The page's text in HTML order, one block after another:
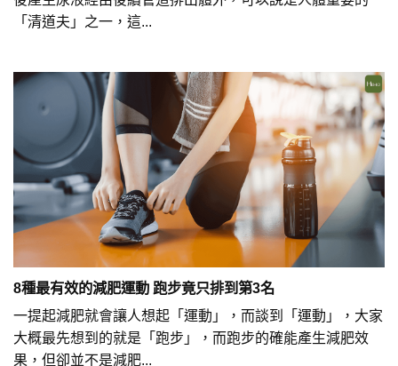
「清道夫」之一，這...
8種最有效的減肥運動 跑步竟只排到第3名
一提起減肥就會讓人想起「運動」，而談到「運動」，大家
大概最先想到的就是「跑步」，而跑步的確能產生減肥效
果，但卻並不是減肥...